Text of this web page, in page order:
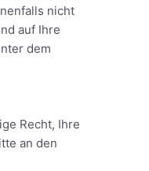
nicht
auf Ihre
dem
Recht, Ihre
an den